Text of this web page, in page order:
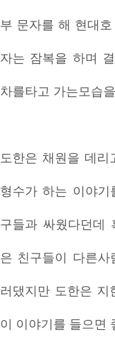
부 문자를 해 현대
자는 잠복을 하며
차를타고 가는모습
도한은 채원을 데리
형수가 하는 이야
구들과 싸웠다던데
은 친구들이 다른
러댔지만 도한은 지
이 이야기를 들으면